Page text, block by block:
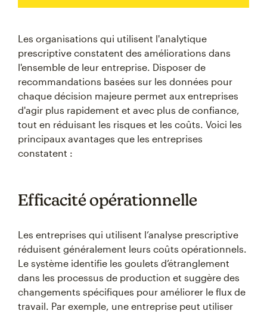
Les organisations qui utilisent l'analytique
prescriptive constatent des améliorations dans
l'ensemble de leur entreprise. Disposer de
recommandations basées sur les données pour
chaque décision majeure permet aux entreprises
d'agir plus rapidement et avec plus de confiance,
tout en réduisant les risques et les coûts. Voici les
principaux avantages que les entreprises
constatent :
Efficacité opérationnelle
Les entreprises qui utilisent l’analyse prescriptive
réduisent généralement leurs coûts opérationnels.
Le système identifie les goulets d’étranglement
dans les processus de production et suggère des
changements spécifiques pour améliorer le flux de
travail. Par exemple, une entreprise peut utiliser